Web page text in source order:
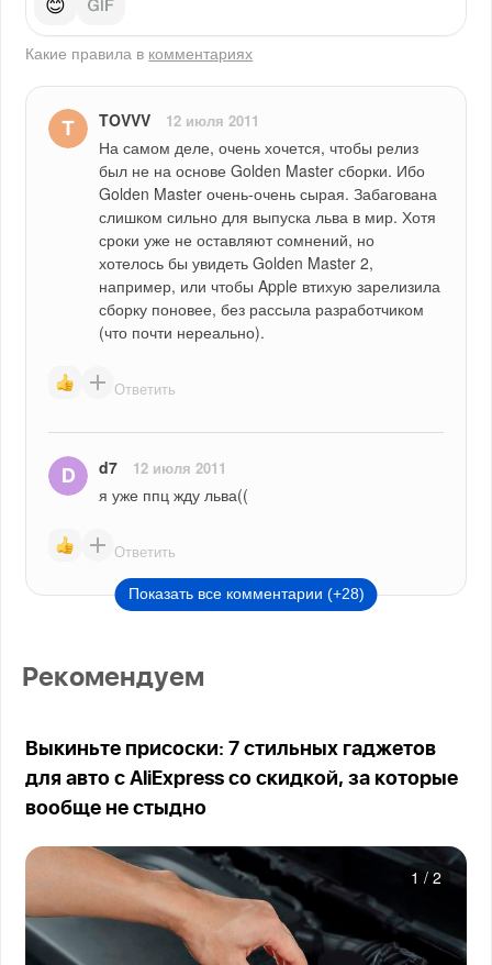
😊
Какие правила в комментариях
TOVVV 12 июля 2011
На самом деле, очень хочется, чтобы релиз
был не на основе Golden Master сборки. Ибо
Golden Master очень-очень сырая. Забагована
слишком сильно для выпуска льва в мир. Хотя
сроки уже не оставляют сомнений, но
хотелось бы увидеть Golden Master 2,
например, или чтобы Apple втихую зарелизила
сборку поновее, без рассыла разработчиком
(что почти нереально).
Ответить
d7 12 июля 2011
я уже ппц жду льва((
Ответить
Показать все комментарии (+28)
Рекомендуем
Выкиньте присоски: 7 стильных гаджетов
для авто с AliExpress со скидкой, за которые
вообще не стыдно
1 / 2